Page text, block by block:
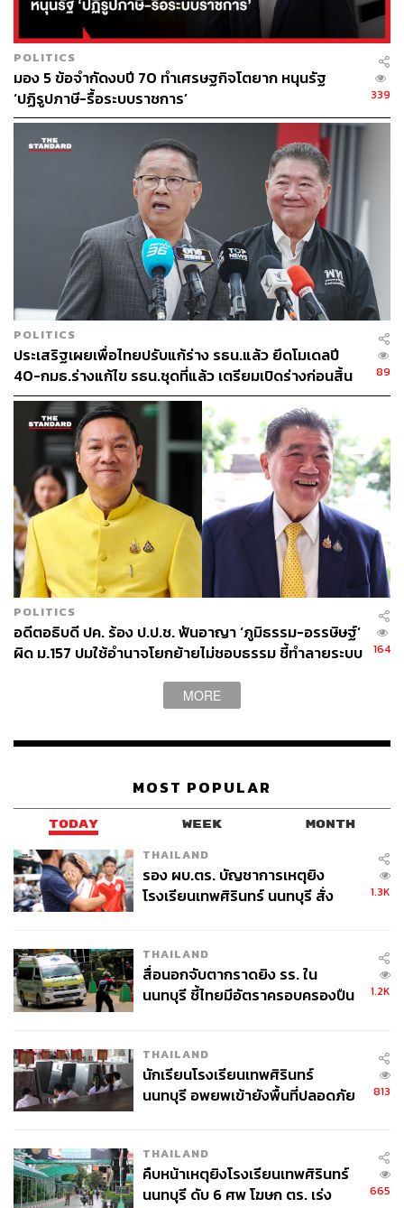
POLITICS
มอง 5 ข้อจำกัดงบปี 70 ทำเศรษฐกิจโตยาก หนุนรัฐ
‘ปฏิรูปภาษี-รื้อระบบราชการ’
339
POLITICS
ประเสริฐเผยเพื่อไทยปรับแก้ร่าง รธน.แล้ว ยึดโมเดลปี
40-กมธ.ร่างแก้ไข รธน.ชุดที่แล้ว เตรียมเปิดร่างก่อนสิ้น
มิ.ย. เชื่อได้เสียง สส.พรรคร่วม
89
POLITICS
อดีตอธิบดี ปค. ร้อง ป.ป.ช. ฟันอาญา ‘ภูมิธรรม-อรรษิษฐ์’
ผิด ม.157 ปมใช้อำนาจโยกย้ายไม่ชอบธรรม ชี้ทำลายระบบ
164
MORE
MOST POPULAR
TODAY WEEK MONTH
THAILAND
รอง ผบ.ตร. บัญชาการเหตุยิง
โรงเรียนเทพศิรินทร์ นนทบุรี สั่ง
1.3K
THAILAND
สื่อนอกจับตากราดยิง รร. ใน
นนทบุรี ชี้ไทยมีอัตราครอบครองปืน
1.2K
THAILAND
นักเรียนโรงเรียนเทพศิรินทร์
นนทบุรี อพยพเข้ายังพื้นที่ปลอดภัย
813
THAILAND
คืบหน้าเหตุยิงโรงเรียนเทพศิรินทร์
นนทบุรี ดับ 6 ศพ โฆษก ตร. เร่ง
665